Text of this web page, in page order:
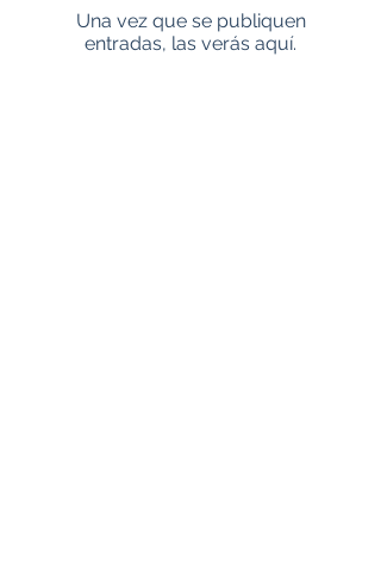
Una vez que se publiquen
entradas, las verás aquí.